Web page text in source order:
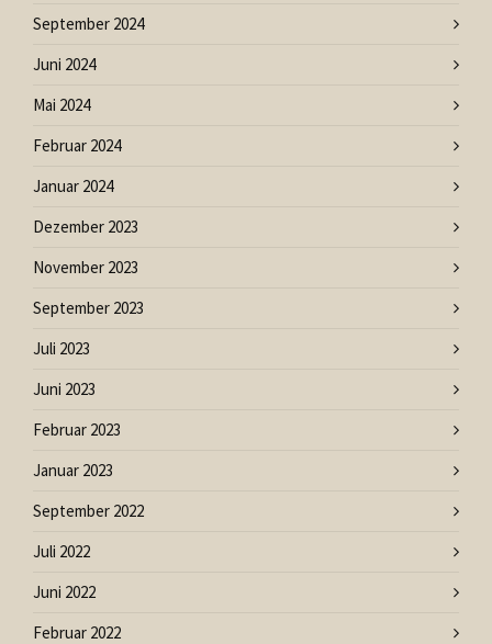
September 2024
Juni 2024
Mai 2024
Februar 2024
Januar 2024
Dezember 2023
November 2023
September 2023
Juli 2023
Juni 2023
Februar 2023
Januar 2023
September 2022
Juli 2022
Juni 2022
Februar 2022